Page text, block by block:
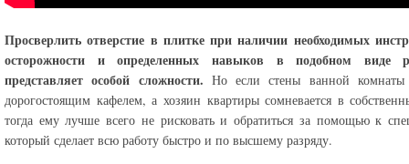
Просверлить отверстие в плитке при наличии необходимых
осторожности и определенных навыков в подобном виде
представляет особой сложности. Но если стены ванной
дорогостоящим кафелем, а хозяин квартиры сомневается в
тогда ему лучше всего не рисковать и обратиться за помощью к
который сделает всю работу быстро и по высшему разряду.